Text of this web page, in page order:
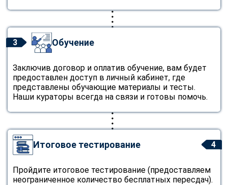
3 Обучение
Заключив договор и оплатив обучение, вам будет
предоставлен доступ в личный кабинет, где
представлены обучающие материалы и тесты.
Наши кураторы всегда на связи и готовы помочь.
4
Итоговое тестирование
Пройдите итоговое тестирование (предоставляем
неограниченное количество бесплатных пересдач).